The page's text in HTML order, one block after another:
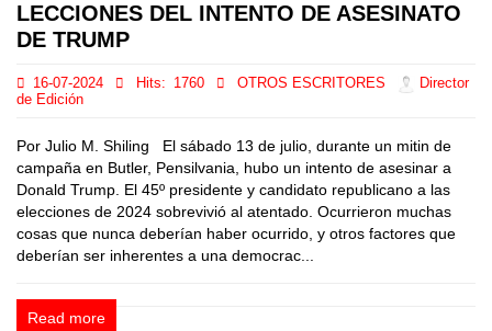
LECCIONES DEL INTENTO DE ASESINATO
DE TRUMP
16-07-2024 Hits: 1760 OTROS ESCRITORES
Director
de Edición
Por Julio M. Shiling El sábado 13 de julio, durante un mitin de
campaña en Butler, Pensilvania, hubo un intento de asesinar a
Donald Trump. El 45º presidente y candidato republicano a las
elecciones de 2024 sobrevivió al atentado. Ocurrieron muchas
cosas que nunca deberían haber ocurrido, y otros factores que
deberían ser inherentes a una democrac...
Read more